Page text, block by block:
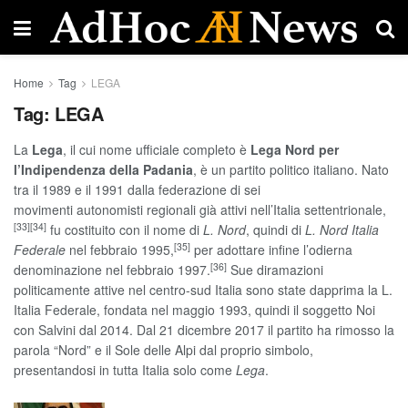
Home Tag LEGA
Tag: LEGA
La Lega, il cui nome ufficiale completo è Lega Nord per
l’Indipendenza della Padania, è un partito politico italiano. Nato
tra il 1989 e il 1991 dalla federazione di sei
movimenti autonomisti regionali già attivi nell’Italia settentrionale,
[33][34] fu costituito con il nome di L. Nord, quindi di L. Nord Italia
Federale nel febbraio 1995,[35] per adottare infine l’odierna
denominazione nel febbraio 1997.[36] Sue diramazioni
politicamente attive nel centro-sud Italia sono state dapprima la L.
Italia Federale, fondata nel maggio 1993, quindi il soggetto Noi
con Salvini dal 2014. Dal 21 dicembre 2017 il partito ha rimosso la
parola “Nord” e il Sole delle Alpi dal proprio simbolo,
presentandosi in tutta Italia solo come Lega.